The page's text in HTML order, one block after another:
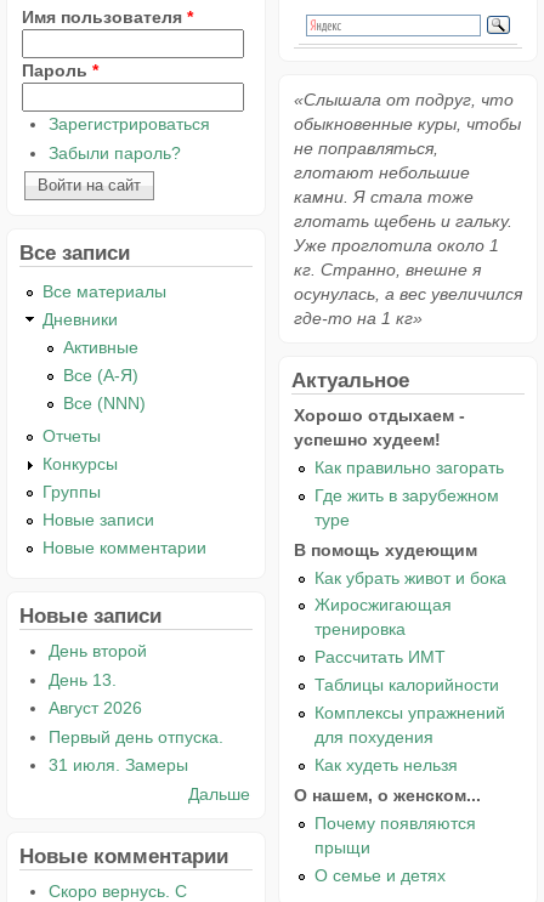
Имя пользователя *
Пароль *
Зарегистрироваться
Забыли пароль?
Все записи
Все материалы
Дневники
Активные
Все (А-Я)
Все (NNN)
Отчеты
Конкурсы
Группы
Новые записи
Новые комментарии
Новые записи
День второй
День 13.
Август 2026
Первый день отпуска.
31 июля. Замеры
Дальше
Новые комментарии
Скоро вернусь. С
«Слышала от подруг, что
обыкновенные куры, чтобы
не поправляться,
глотают небольшие
камни. Я стала тоже
глотать щебень и гальку.
Уже проглотила около 1
кг. Странно, внешне я
осунулась, а вес увеличился
где-то на 1 кг»
Актуальное
Хорошо отдыхаем -
успешно худеем!
Как правильно загорать
Где жить в зарубежном
туре
В помощь худеющим
Как убрать живот и бока
Жиросжигающая
тренировка
Рассчитать ИМТ
Таблицы калорийности
Комплексы упражнений
для похудения
Как худеть нельзя
О нашем, о женском...
Почему появляются
прыщи
О семье и детях